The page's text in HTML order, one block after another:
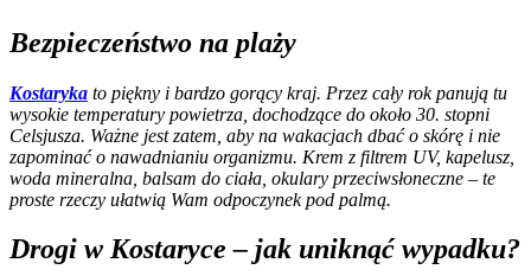
Bezpieczeństwo na plaży
Kostaryka to piękny i bardzo gorący kraj. Przez cały rok panują tu
wysokie temperatury powietrza, dochodzące do około 30. stopni
Celsjusza. Ważne jest zatem, aby na wakacjach dbać o skórę i nie
zapominać o nawadnianiu organizmu. Krem z filtrem UV, kapelusz,
woda mineralna, balsam do ciała, okulary przeciwsłoneczne – te
proste rzeczy ułatwią Wam odpoczynek pod palmą.
Drogi w Kostaryce – jak uniknąć wypadku?